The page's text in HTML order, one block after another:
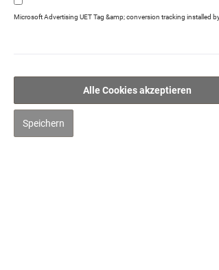
Microsoft Advertising UET Tag &amp; conversion tracking installed
Alle Cookies akzeptieren
Speichern